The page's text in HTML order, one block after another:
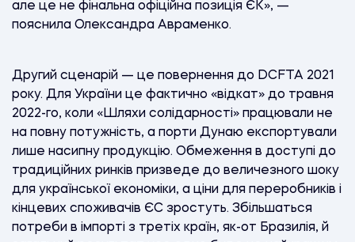
але це не фінальна офіційна позиція ЄК», —
пояснила Олександра Авраменко.
Другий сценарій — це повернення до DCFTA 2021
року. Для України це фактично «відкат» до травня
2022-го, коли «Шляхи солідарності» працювали не
на повну потужність, а порти Дунаю експортували
лише насипну продукцію. Обмеження в доступі до
традиційних ринків призведе до величезного шоку
для української економіки, а ціни для переробників і
кінцевих споживачів ЄС зростуть. Збільшаться
потреби в імпорті з третіх країн, як-от Бразилія, й